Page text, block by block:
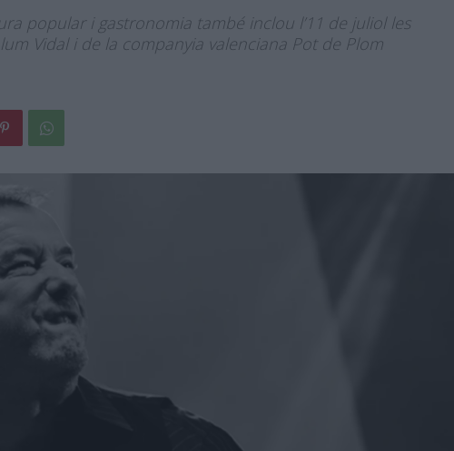
popular i gastronomia també inclou l’11 de juliol les
Vidal i de la companyia valenciana Pot de Plom